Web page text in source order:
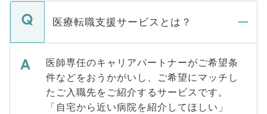
医療転職支援サービスとは？
医師専任のキャリアパートナーがご希望条
件などをおうかがいし、ご希望にマッチし
たご入職先をご紹介するサービスです。
「自宅から近い病院を紹介してほしい」